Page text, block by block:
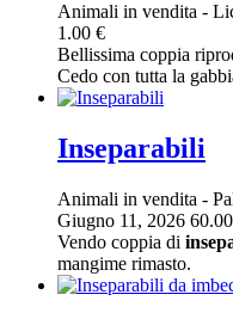
Animali in vendita -
1.00 €
Bellissima coppia
Cedo con tutta la
Inseparabili
Animali in vendita -
Giugno 11, 2026
Vendo coppia di
mangime rimasto.